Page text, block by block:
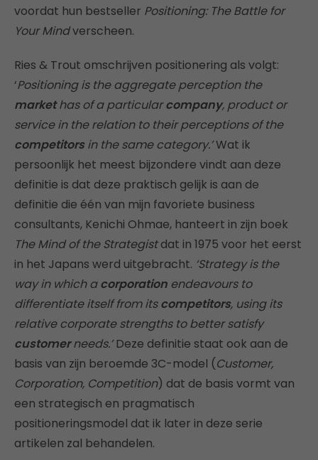
voordat hun bestseller Positioning: The Battle for
Your Mindverscheen.
Ries & Trout omschrijven positionering als volgt:
‘Positioning is the aggregate perception the
markethas of a particularcompany, product or
service in the relation to their perceptions of the
competitorsin the same category.’Wat ik
persoonlijk het meest bijzondere vindt aan deze
definitie is dat deze praktisch gelijk is aan de
definitie die één van mijn favoriete business
consultants, Kenichi Ohmae, hanteert in zijn boek
The Mind of the Strategistdat in 1975 voor het eerst
in het Japans werd uitgebracht. ‘Strategy is the
way in which acorporation endeavours to
differentiate itself from itscompetitors, using its
relative corporate strengths to better satisfy
customerneeds.’Deze definitie staat ook aan de
basis van zijn beroemde 3C-model (Customer,
Corporation, Competition) dat de basis vormt van
een strategisch en pragmatisch
positioneringsmodel dat ik later in deze serie
artikelen zal behandelen.